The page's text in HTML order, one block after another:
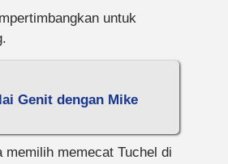
untuk
Genit dengan Mike
memilih memecat Tuchel di